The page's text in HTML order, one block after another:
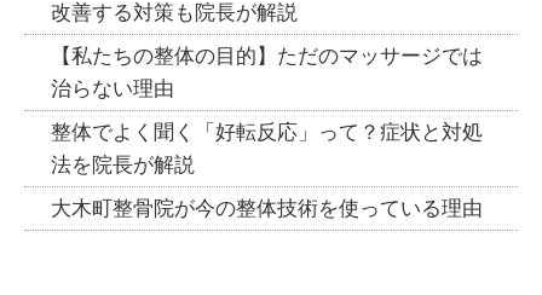
改善する対策も院長が解説
【私たちの整体の目的】ただのマッサージでは
治らない理由
整体でよく聞く「好転反応」って？症状と対処
法を院長が解説
大木町整骨院が今の整体技術を使っている理由